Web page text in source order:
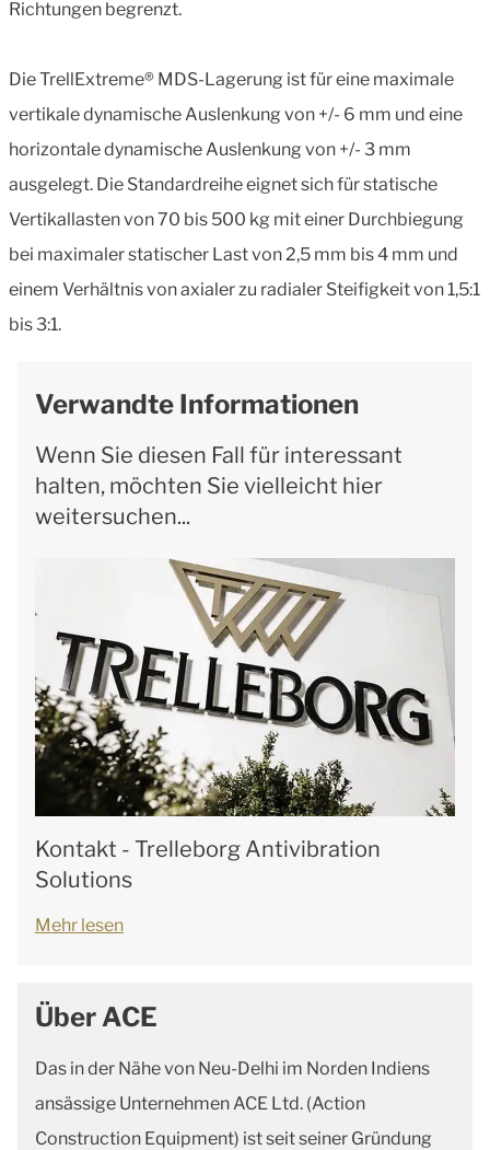
Richtungen begrenzt.
Die TrellExtreme® MDS-Lagerung ist für eine maximale
vertikale dynamische Auslenkung von +/- 6 mm und eine
horizontale dynamische Auslenkung von +/- 3 mm
ausgelegt. Die Standardreihe eignet sich für statische
Vertikallasten von 70 bis 500 kg mit einer Durchbiegung
bei maximaler statischer Last von 2,5 mm bis 4 mm und
einem Verhältnis von axialer zu radialer Steifigkeit von 1,5:1
bis 3:1.
Verwandte Informationen
Wenn Sie diesen Fall für interessant
halten, möchten Sie vielleicht hier
weitersuchen...
Kontakt - Trelleborg Antivibration
Solutions
Mehr lesen
Über ACE
Das in der Nähe von Neu-Delhi im Norden Indiens
ansässige Unternehmen ACE Ltd. (Action
Construction Equipment) ist seit seiner Gründung